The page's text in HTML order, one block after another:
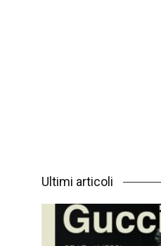
Ultimi articoli